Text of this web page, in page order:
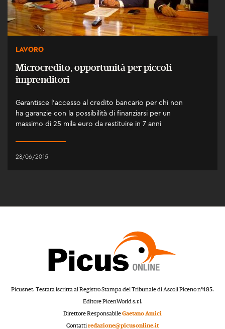
LAVORO
Microcredito, opportunità per piccoli
imprenditori
Garantisce l'accesso al credito bancario per chi non
ha garanzie con la possibilità di finanziarsi per un
massimo di 25 mila euro da restituire in 7 anni
28/06/2015
Picusnet. Testata iscritta al Registro Stampa del Tribunale di Ascoli Piceno n°485.
Editore PicenWorld s.r.l.
Direttore ResponsabileGaetano Amici
Contattiredazione@picusonline.it